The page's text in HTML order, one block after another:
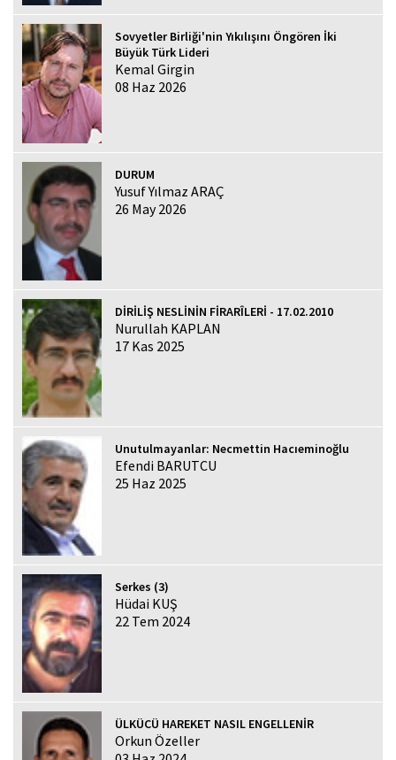
Sovyetler Birliği'nin Yıkılışını Öngören İki
Büyük Türk Lideri
Kemal Girgin
08 Haz 2026
DURUM
Yusuf Yılmaz ARAÇ
26 May 2026
DİRİLİŞ NESLİNİN FİRARÎLERİ - 17.02.2010
Nurullah KAPLAN
17 Kas 2025
Unutulmayanlar: Necmettin Hacıeminoğlu
Efendi BARUTCU
25 Haz 2025
Serkes (3)
Hüdai KUŞ
22 Tem 2024
ÜLKÜCÜ HAREKET NASIL ENGELLENİR
Orkun Özeller